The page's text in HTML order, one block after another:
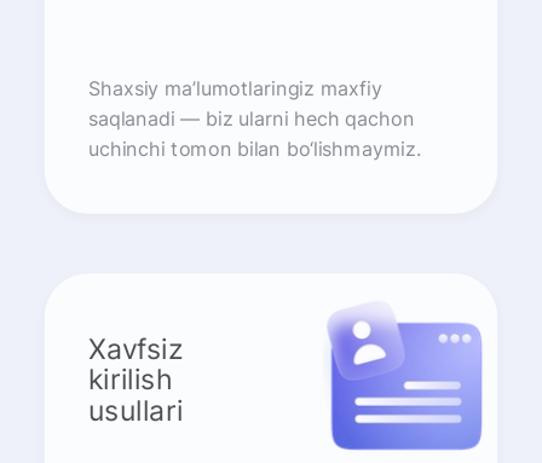
Shaxsiy ma’lumotlaringiz maxfiy
saqlanadi — biz ularni hech qachon
uchinchi tomon bilan bo‘lishmaymiz.
Xavfsiz
kirilish
usullari